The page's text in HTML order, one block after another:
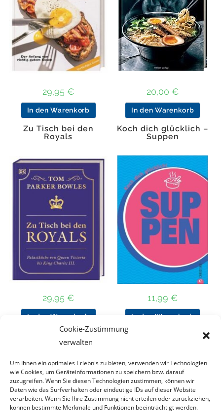
Cookie-Zustimmung
verwalten
Um Ihnen ein optimales Erlebnis zu bieten, verwenden wir Technologien
wie Cookies, um Geräteinformationen zu speichern bzw. darauf
zuzugreifen. Wenn Sie diesen Technologien zustimmen, können wir
Daten wie das Surfverhalten oder eindeutige IDs auf dieser Website
verarbeiten. Wenn Sie Ihre Zustimmung nicht erteilen oder zurückziehen,
können bestimmte Merkmale und Funktionen beeinträchtigt werden.
29,95 €
In den Warenkorb
20,00 €
In den Warenkorb
Zu Tisch bei den
Royals
29,95 €
In den Warenkorb
Koch dich glücklich –
Suppen
11,99 €
In den Warenkorb
Nach Preis filtern
Kategorie
auswählen